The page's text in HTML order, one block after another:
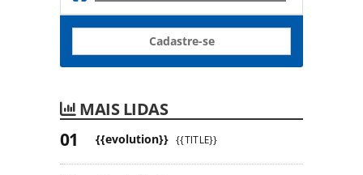
Cadastre-se
MAIS LIDAS
{{evolution}} {{TITLE}}